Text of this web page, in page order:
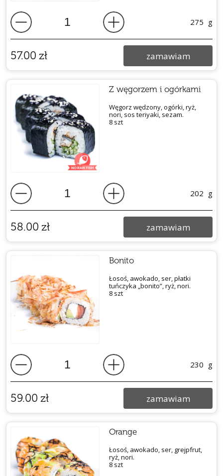
275 g
57.00 zł zamawiam
Z węgorzem i ogórkami
Węgorz wędzony, ogórki, ryż,
nori, sos teriyaki, sezam.
8 szt
202 g
58.00 zł zamawiam
Bonito
Łosoś, awokado, ser, płatki
tuńczyka „bonito”, ryż, nori.
8 szt
230 g
59.00 zł zamawiam
Orange
Łosoś, awokado, ser, grejpfrut,
ryż, nori.
8 szt